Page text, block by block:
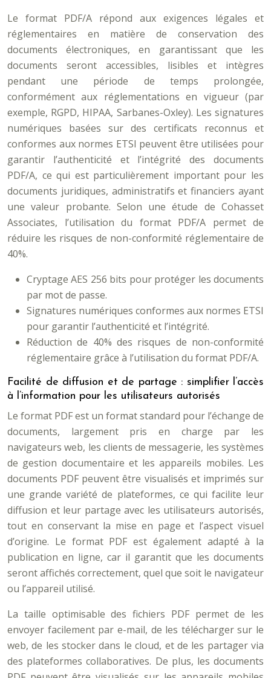
Le format PDF/A répond aux exigences légales et
réglementaires en matière de conservation des
documents électroniques, en garantissant que les
documents seront accessibles, lisibles et intègres
pendant une période de temps prolongée,
conformément aux réglementations en vigueur (par
exemple, RGPD, HIPAA, Sarbanes-Oxley). Les signatures
numériques basées sur des certificats reconnus et
conformes aux normes ETSI peuvent être utilisées pour
garantir l’authenticité et l’intégrité des documents
PDF/A, ce qui est particulièrement important pour les
documents juridiques, administratifs et financiers ayant
une valeur probante. Selon une étude de Cohasset
Associates, l’utilisation du format PDF/A permet de
réduire les risques de non-conformité réglementaire de
40%.
Cryptage AES 256 bits pour protéger les documents
par mot de passe.
Signatures numériques conformes aux normes ETSI
pour garantir l’authenticité et l’intégrité.
Réduction de 40% des risques de non-conformité
réglementaire grâce à l’utilisation du format PDF/A.
Facilité de diffusion et de partage : simplifier l’accès
à l’information pour les utilisateurs autorisés
Le format PDF est un format standard pour l’échange de
documents, largement pris en charge par les
navigateurs web, les clients de messagerie, les systèmes
de gestion documentaire et les appareils mobiles. Les
documents PDF peuvent être visualisés et imprimés sur
une grande variété de plateformes, ce qui facilite leur
diffusion et leur partage avec les utilisateurs autorisés,
tout en conservant la mise en page et l’aspect visuel
d’origine. Le format PDF est également adapté à la
publication en ligne, car il garantit que les documents
seront affichés correctement, quel que soit le navigateur
ou l’appareil utilisé.
La taille optimisable des fichiers PDF permet de les
envoyer facilement par e-mail, de les télécharger sur le
web, de les stocker dans le cloud, et de les partager via
des plateformes collaboratives. De plus, les documents